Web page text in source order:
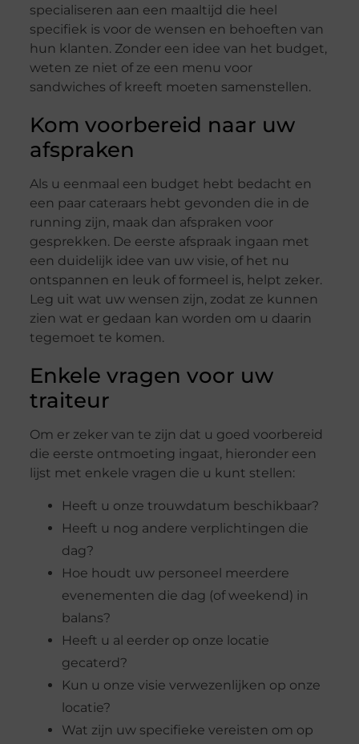
specialiseren aan een maaltijd die heel
specifiek is voor de wensen en behoeften van
hun klanten. Zonder een idee van het budget,
weten ze niet of ze een menu voor
sandwiches of kreeft moeten samenstellen.
Kom voorbereid naar uw
afspraken
Als u eenmaal een budget hebt bedacht en
een paar cateraars hebt gevonden die in de
running zijn, maak dan afspraken voor
gesprekken. De eerste afspraak ingaan met
een duidelijk idee van uw visie, of het nu
ontspannen en leuk of formeel is, helpt zeker.
Leg uit wat uw wensen zijn, zodat ze kunnen
zien wat er gedaan kan worden om u daarin
tegemoet te komen.
Enkele vragen voor uw
traiteur
Om er zeker van te zijn dat u goed voorbereid
die eerste ontmoeting ingaat, hieronder een
lijst met enkele vragen die u kunt stellen:
Heeft u onze trouwdatum beschikbaar?
Heeft u nog andere verplichtingen die
dag?
Hoe houdt uw personeel meerdere
evenementen die dag (of weekend) in
balans?
Heeft u al eerder op onze locatie
gecaterd?
Kun u onze visie verwezenlijken op onze
locatie?
Wat zijn uw specifieke vereisten om op